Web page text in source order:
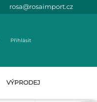
rosa@rosaimport.cz
Přihlásit
VÝPRODEJ